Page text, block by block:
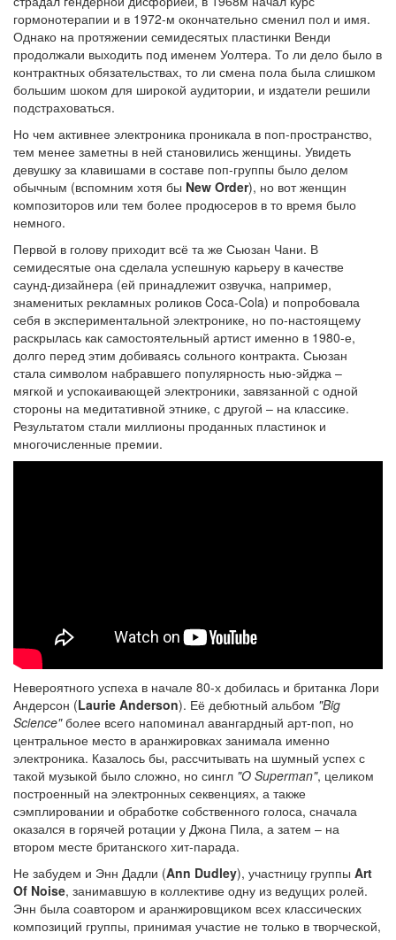
гормонотерапии и в 1972-м окончательно сменил пол и имя.
Однако на протяжении семидесятых пластинки Венди
продолжали выходить под именем Уолтера. То ли дело было в
контрактных обязательствах, то ли смена пола была слишком
большим шоком для широкой аудитории, и издатели решили
подстраховаться.
Но чем активнее электроника проникала в поп-пространство,
тем менее заметны в ней становились женщины. Увидеть
девушку за клавишами в составе поп-группы было делом
обычным (вспомним хотя бы New Order), но вот женщин
композиторов или тем более продюсеров в то время было
немного.
Первой в голову приходит всё та же Сьюзан Чани. В
семидесятые она сделала успешную карьеру в качестве
саунд-дизайнера (ей принадлежит озвучка, например,
знаменитых рекламных роликов Coca-Cola) и попробовала
себя в экспериментальной электронике, но по-настоящему
раскрылась как самостоятельный артист именно в 1980-е,
долго перед этим добиваясь сольного контракта. Сьюзан
стала символом набравшего популярность нью-эйджа –
мягкой и успокаивающей электроники, завязанной с одной
стороны на медитативной этнике, с другой – на классике.
Результатом стали миллионы проданных пластинок и
многочисленные премии.
Невероятного успеха в начале 80-х добилась и британка Лори
Андерсон (Laurie Anderson). Её дебютный альбом "Big
Science"более всего напоминал авангардный арт-поп, но
центральное место в аранжировках занимала именно
электроника. Казалось бы, рассчитывать на шумный успех с
такой музыкой было сложно, но сингл "O Superman", целиком
построенный на электронных секвенциях, а также
сэмплировании и обработке собственного голоса, сначала
оказался в горячей ротации у Джона Пила, а затем – на
втором месте британского хит-парада.
Не забудем и Энн Дадли (Ann Dudley), участницу группы Art
Of Noise, занимавшую в коллективе одну из ведущих ролей.
Энн была соавтором и аранжировщиком всех классических
композиций группы, принимая участие не только в творческой,